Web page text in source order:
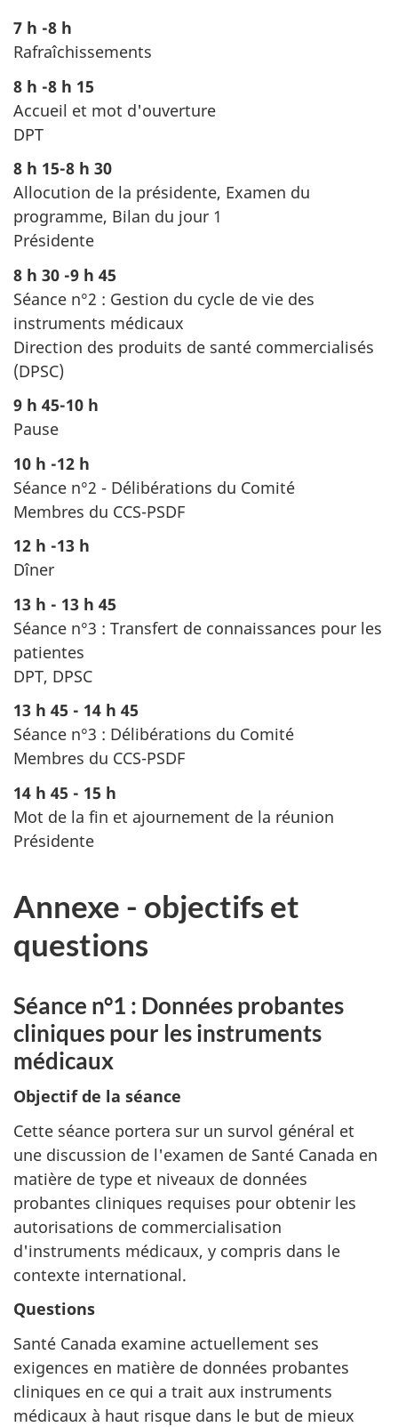
7 h -8 h
Rafraîchissements
8 h -8 h 15
Accueil et mot d'ouverture
DPT
8 h 15-8 h 30
Allocution de la présidente, Examen du
programme, Bilan du jour 1
Présidente
8 h 30 -9 h 45
Séance n°2 : Gestion du cycle de vie des
instruments médicaux
Direction des produits de santé commercialisés
(DPSC)
9 h 45-10 h
Pause
10 h -12 h
Séance n°2 - Délibérations du Comité
Membres du CCS-PSDF
12 h -13 h
Dîner
13 h - 13 h 45
Séance n°3 : Transfert de connaissances pour les
patientes
DPT, DPSC
13 h 45 - 14 h 45
Séance n°3 : Délibérations du Comité
Membres du CCS-PSDF
14 h 45 - 15 h
Mot de la fin et ajournement de la réunion
Présidente
Annexe - objectifs et
questions
Séance n°1 : Données probantes
cliniques pour les instruments
médicaux
Objectif de la séance
Cette séance portera sur un survol général et
une discussion de l'examen de Santé Canada en
matière de type et niveaux de données
probantes cliniques requises pour obtenir les
autorisations de commercialisation
d'instruments médicaux, y compris dans le
contexte international.
Questions
Santé Canada examine actuellement ses
exigences en matière de données probantes
cliniques en ce qui a trait aux instruments
médicaux à haut risque dans le but de mieux